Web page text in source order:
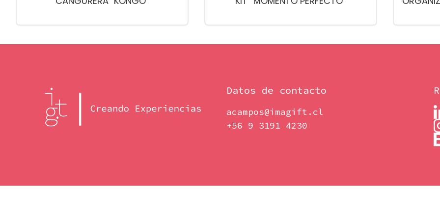
Datos de contacto
acampos@imagift.cl
+56 9 3191 4230